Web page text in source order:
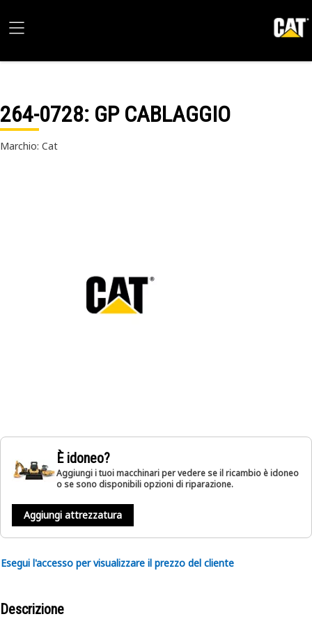
264-0728: GP CABLAGGIO
Marchio: Cat
È idoneo?
Aggiungi i tuoi macchinari per vedere se il ricambio è idoneo
o se sono disponibili opzioni di riparazione.
Aggiungi attrezzatura
Esegui l'accesso per visualizzare il prezzo del cliente
Descrizione